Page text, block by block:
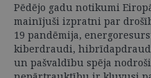
Pēdējo gadu notikumi
mainījuši izpratni par
19 pandēmija,
kiberdraudi,
un pašvaldību spēja